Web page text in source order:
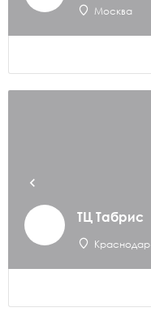
Москва
ТЦ Табрис
Краснодар